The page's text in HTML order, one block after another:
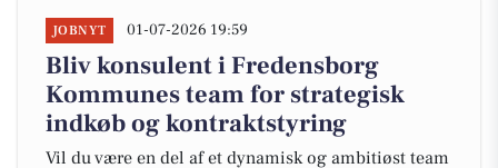
JOBNYT 01-07-2026 19:59
Bliv konsulent i Fredensborg
Kommunes team for strategisk
indkøb og kontraktstyring
Vil du være en del af et dynamisk og ambitiøst team